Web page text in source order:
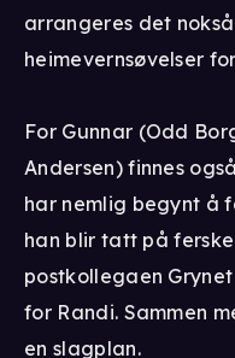
arrangeres det
heimevernsøvelser
For Gunnar (Odd
Andersen) finnes
har nemlig begynt å
han blir tatt på
postkollegaen
for Randi. Sammen
en slagplan.